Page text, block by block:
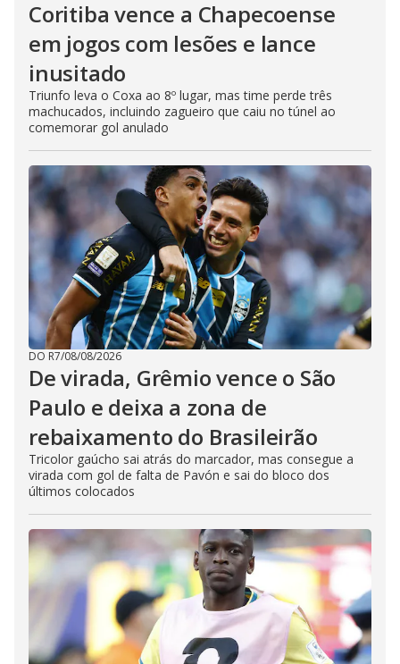
Coritiba vence a Chapecoense
em jogos com lesões e lance
inusitado
Triunfo leva o Coxa ao 8º lugar, mas time perde três
machucados, incluindo zagueiro que caiu no túnel ao
comemorar gol anulado
DO R7/08/08/2026
De virada, Grêmio vence o São
Paulo e deixa a zona de
rebaixamento do Brasileirão
Tricolor gaúcho sai atrás do marcador, mas consegue a
virada com gol de falta de Pavón e sai do bloco dos
últimos colocados